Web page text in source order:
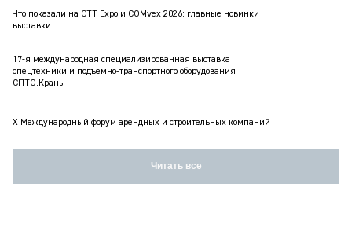
Что показали на CTT Expo и COMvex 2026: главные новинки
выставки
17-я международная специализированная выставка
спецтехники и подъемно-транспортного оборудования
СПТО.Краны
X Международный форум арендных и строительных компаний
Читать все